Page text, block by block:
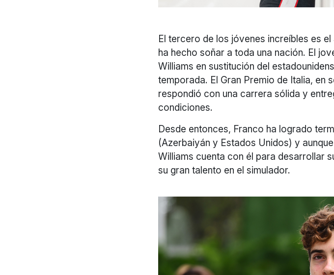
El tercero de los jóvenes increíbles es
ha hecho soñar a toda una nación. El
Williams en sustitución del
temporada. El Gran Premio de Italia, en
respondió con una carrera sólida y
condiciones.
Desde entonces, Franco ha logrado
(Azerbaiyán y Estados Unidos) y
Williams cuenta con él para desarrollar
su gran talento en el simulador.